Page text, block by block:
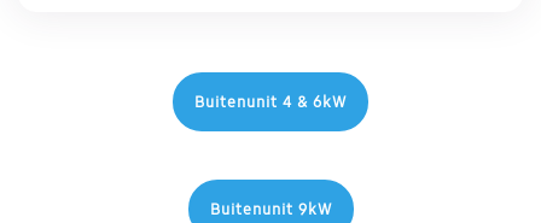
Buitenunit 4 & 6kW
Buitenunit 9kW